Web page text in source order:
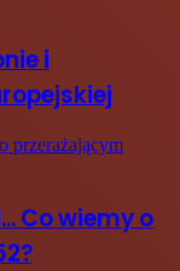
i
przerażającym
Co wiemy o